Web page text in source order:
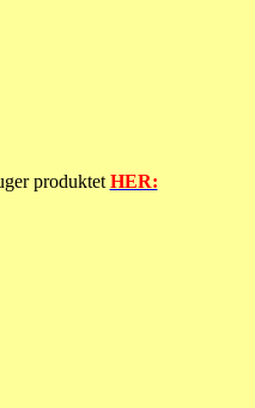
produktet HER: